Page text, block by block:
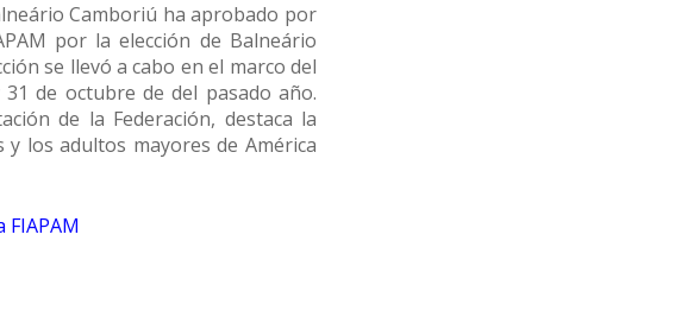
Camboriú ha aprobado por
por la elección de Balneário
se llevó a cabo en el marco del
de octubre de del pasado año.
de la Federación, destaca la
los adultos mayores de América